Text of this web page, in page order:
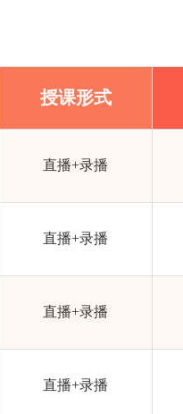
授课形式
直播+录播
直播+录播
直播+录播
直播+录播